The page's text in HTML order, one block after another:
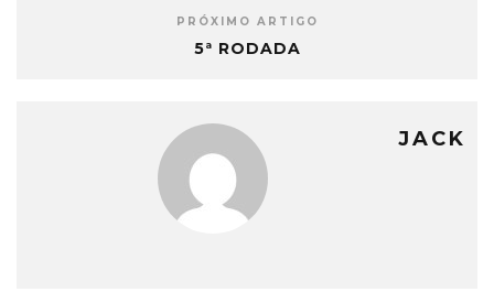
PRÓXIMO ARTIGO
5ª RODADA
JACK